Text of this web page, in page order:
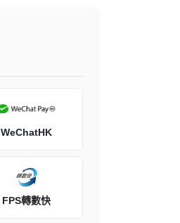
WeChatHK
FPS轉數快